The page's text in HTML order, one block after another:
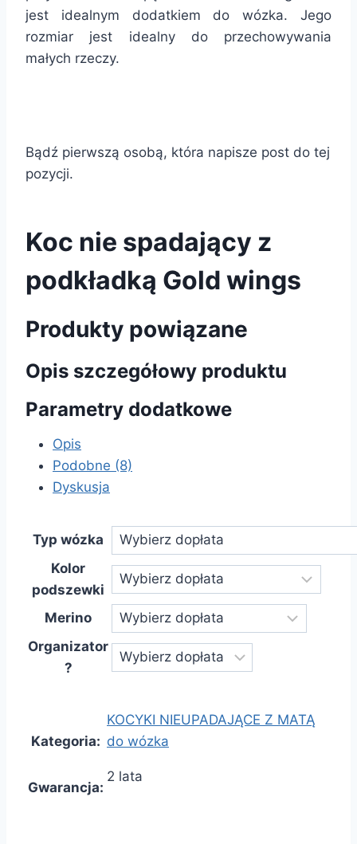
jest idealnym dodatkiem do wózka. Jego
rozmiar jest idealny do przechowywania
małych rzeczy.
Bądź pierwszą osobą, która napisze post do tej
pozycji.
Koc nie spadający z
podkładką Gold wings
Produkty powiązane
Opis szczegółowy produktu
Parametry dodatkowe
Opis
Podobne (8)
Dyskusja
Typ wózka
Kolor
podszewki
Merino
Organizator
?
Kategoria:
KOCYKI NIEUPADAJĄCE Z MATĄ
do wózka
Gwarancja:
2 lata